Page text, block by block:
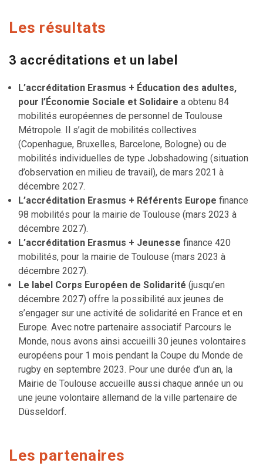
Les résultats
3 accréditations et un label
L’accréditation Erasmus + Éducation des adultes,
pour l’Économie Sociale et Solidaire a obtenu 84
mobilités européennes de personnel de Toulouse
Métropole. Il s’agit de mobilités collectives
(Copenhague, Bruxelles, Barcelone, Bologne) ou de
mobilités individuelles de type Jobshadowing (situation
d’observation en milieu de travail), de mars 2021 à
décembre 2027.
L’accréditation Erasmus + Référents Europe finance
98 mobilités pour la mairie de Toulouse (mars 2023 à
décembre 2027).
L’accréditation Erasmus + Jeunesse finance 420
mobilités, pour la mairie de Toulouse (mars 2023 à
décembre 2027).
Le label Corps Européen de Solidarité (jusqu’en
décembre 2027) offre la possibilité aux jeunes de
s’engager sur une activité de solidarité en France et en
Europe. Avec notre partenaire associatif Parcours le
Monde, nous avons ainsi accueilli 30 jeunes volontaires
européens pour 1 mois pendant la Coupe du Monde de
rugby en septembre 2023. Pour une durée d’un an, la
Mairie de Toulouse accueille aussi chaque année un ou
une jeune volontaire allemand de la ville partenaire de
Düsseldorf.
Les partenaires